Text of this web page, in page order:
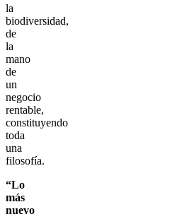
la
biodiversidad,
de
la
mano
de
un
negocio
rentable,
constituyendo
toda
una
filosofía.
“Lo
más
nuevo